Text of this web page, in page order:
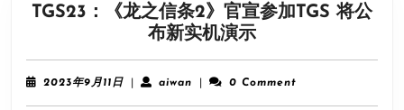
TGS23：《龙之信条2》官宣参加TGS 将公
布新实机演示TGS23：
《龙
之
2023年9月11日2023
aiwanaiwan 0 Comment